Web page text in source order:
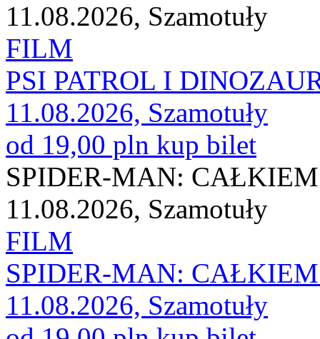
11.08.2026, Szamotuły
FILM
PSI PATROL I
11.08.2026, Szamotuły
od 19,00 pln kup bilet
SPIDER-MAN:
11.08.2026, Szamotuły
FILM
SPIDER-MAN:
11.08.2026, Szamotuły